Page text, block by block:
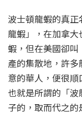
波士頓龍蝦的真
龍蝦」，在加拿
蝦，但在美國卻
產的集散地，許
意的華人，便很順
也就是所謂的「
子的，取而代之的